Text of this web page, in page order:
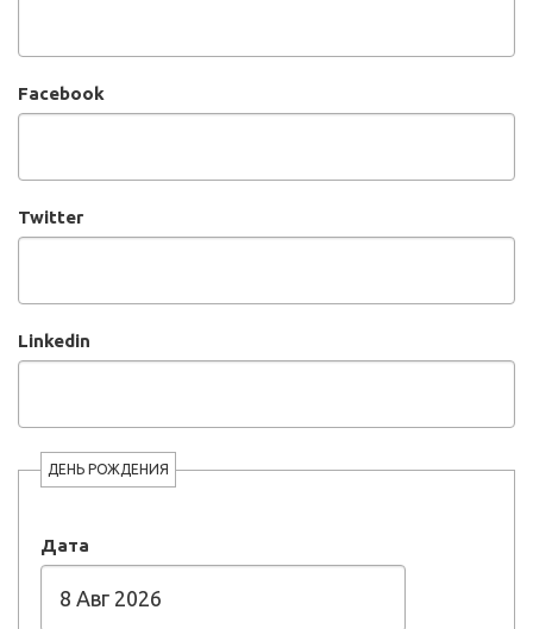
Facebook
Twitter
Linkedin
ДЕНЬ РОЖДЕНИЯ
Дата